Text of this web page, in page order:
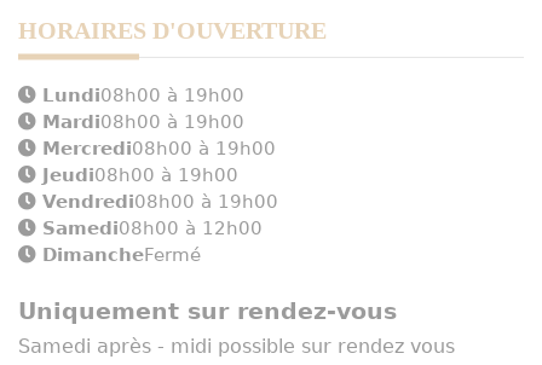
HORAIRES D'OUVERTURE
Lundi08h00 à 19h00
Mardi08h00 à 19h00
Mercredi08h00 à 19h00
Jeudi08h00 à 19h00
Vendredi08h00 à 19h00
Samedi08h00 à 12h00
DimancheFermé
Uniquement sur rendez-vous
Samedi après - midi possible sur rendez vous